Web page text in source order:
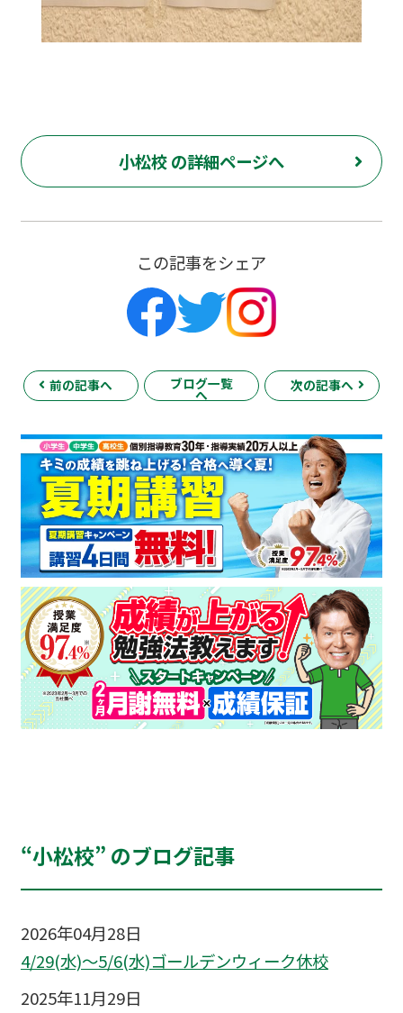
小松校 の詳細ページへ
この記事をシェア
前の記事へ ブログ一覧
へ
次の記事へ
“小松校” のブログ記事
2026年04月28日
4/29(水)～5/6(水)ゴールデンウィーク休校
2025年11月29日